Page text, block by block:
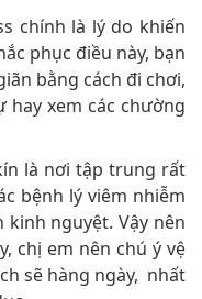
chính là lý do khiến
phục điều này, bạn
bằng cách đi chơi,
hay xem các chường
là nơi tập trung rất
bệnh lý viêm nhiễm
nguyệt. Vậy nên
chị em nên chú ý vệ
sẽ hàng ngày, nhất